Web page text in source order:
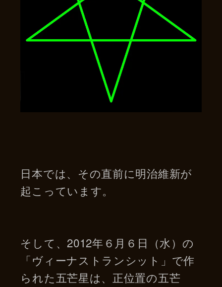
日本では、その直前に明治維新が
起こっています。
そして、2012年６月６日（水）の
「ヴィーナストランシット」で作
られた五芒星は、正位置の五芒